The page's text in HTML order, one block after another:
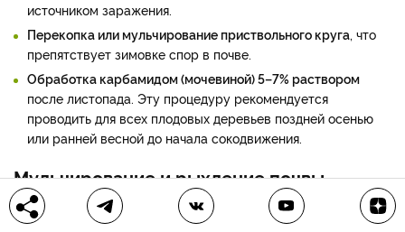
источником заражения.
Перекопка или мульчирование приствольного круга, что
препятствует зимовке спор в почве.
Обработка карбамидом (мочевиной) 5–7% раствором
после листопада. Эту процедуру рекомендуется
проводить для всех плодовых деревьев поздней осенью
или ранней весной до начала сокодвижения.
Мульчирование и рыхление почвы
Отдельного внимания заслуживает мульчирование сливы –